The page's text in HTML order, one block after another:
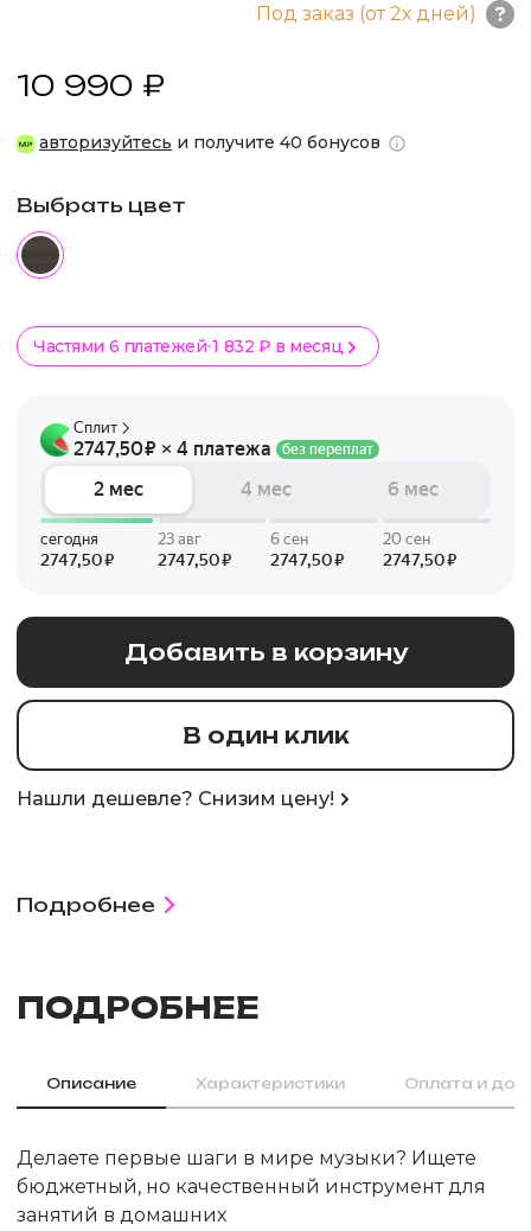
Под заказ (от 2х дней)
10 990 ₽
авторизуйтесь и получите 40 бонусов
Выбрать цвет
Частями 6 платежей 1 832 ₽ в месяц
Добавить в корзину
В один клик
Нашли дешевле? Снизим цену!
Подробнее
ПОДРОБНЕЕ
Описание Характеристики Оплата и
Делаете первые шаги в мире музыки? Ищете
бюджетный, но качественный инструмент для
занятий в домашних